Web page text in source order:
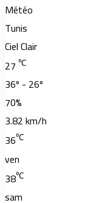
Météo
Tunis
Ciel Clair
27 ℃
36º - 26º
70%
3.82 km/h
36℃
ven
38℃
sam